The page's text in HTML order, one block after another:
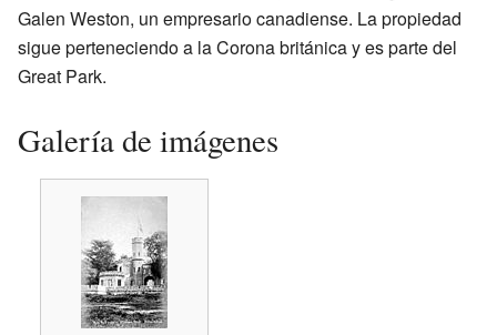
Galen Weston, un empresario canadiense. La propiedad
sigue perteneciendo a la Corona británica y es parte del
Great Park.
Galería de imágenes